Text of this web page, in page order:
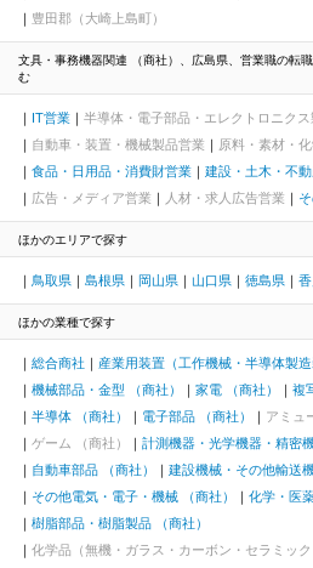
豊田郡（大崎上島町）
文具・事務機器関連 （商社）、広島県、営業職の転
む
IT営業
半導体・電子部品・エレクトロニクス
自動車・装置・機械製品営業
原料・素材・
食品・日用品・消費財営業
建設・土木・不
広告・メディア営業
人材・求人広告営業
ほかのエリアで探す
鳥取県 島根県 岡山県 山口県 徳島県
ほかの業種で探す
総合商社
産業用装置（工作機械・半導体製
機械部品・金型 （商社）
家電 （商社）
複
半導体 （商社）
電子部品 （商社）
アミュ
ゲーム （商社）
計測機器・光学機器・精密
自動車部品 （商社）
建設機械・その他輸送
その他電気・電子・機械 （商社）
化学・医
樹脂部品・樹脂製品 （商社）
化学品（無機・ガラス・カーボン・セラミッ